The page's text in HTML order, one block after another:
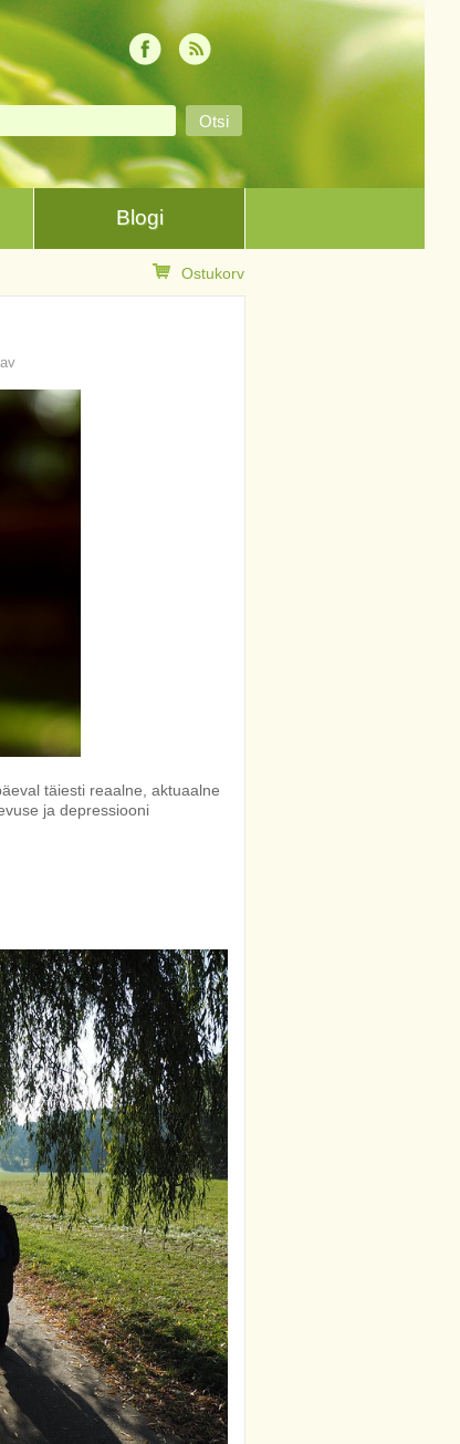
Blogi
Ostukorv
täiesti reaalne, aktuaalne
ja depressiooni